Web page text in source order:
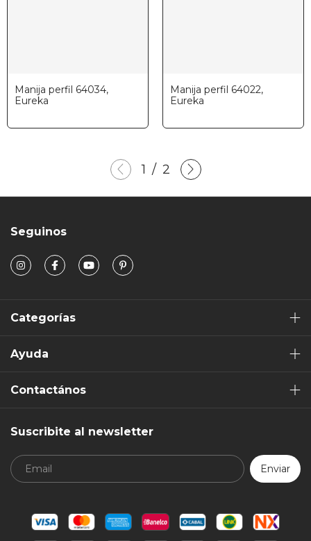
Manija perfil 64034,
Eureka
Manija perfil 64022,
Eureka
1 / 2
Seguinos
Categorías
Ayuda
Contactános
Suscribite al newsletter